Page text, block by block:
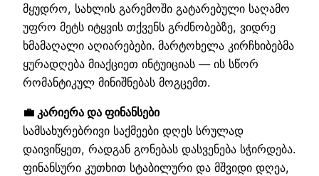
მყუდრო, სახლის გარემოში გატარებული საღამო
უფრო მეტს იტყვის თქვენს გრძნობებზე, ვიდრე
ხმამაღალი აღიარებები. მარტოხელა კირჩხიბებმა
ყურადღება მიაქციეთ ინტუიციას — ის სწორ
რომანტიკულ მინიშნებას მოგცემთ.
💼 კარიერა და ფინანსები
სამსახურებრივი საქმეები დღეს სრულად
დაივიწყეთ, რადგან გონებას დასვენება სჭირდება.
ფინანსური კუთხით სტაბილური და მშვიდი დღეა,